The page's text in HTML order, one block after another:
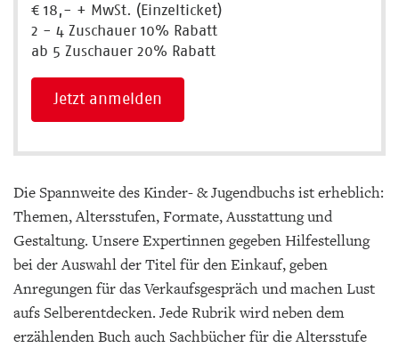
€ 18,- + MwSt. (Einzelticket)
2 - 4 Zuschauer 10% Rabatt
ab 5 Zuschauer 20% Rabatt
Jetzt anmelden
Die Spannweite des Kinder- & Jugendbuchs ist erheblich:
Themen, Altersstufen, Formate, Ausstattung und
Gestaltung. Unsere Expertinnen gegeben Hilfestellung
bei der Auswahl der Titel für den Einkauf, geben
Anregungen für das Verkaufsgespräch und machen Lust
aufs Selberentdecken. Jede Rubrik wird neben dem
erzählenden Buch auch Sachbücher für die Altersstufe